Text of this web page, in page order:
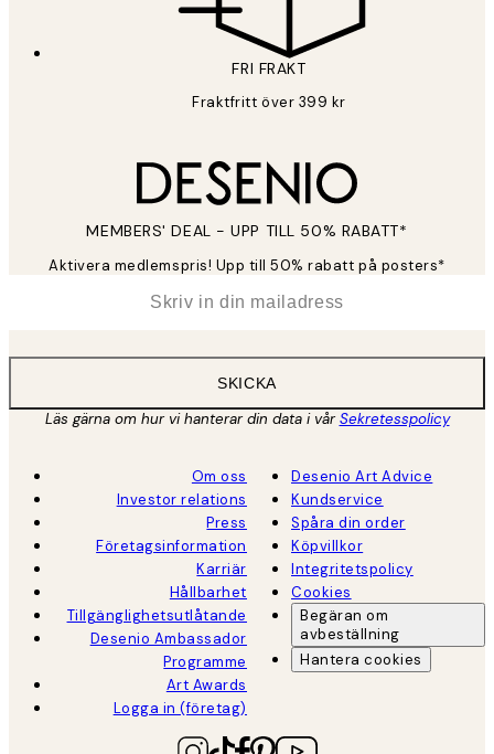
FRI FRAKT
Fraktfritt över 399 kr
MEMBERS' DEAL - UPP TILL 50% RABATT*
Aktivera medlemspris! Upp till 50% rabatt på posters*
SKICKA
Läs gärna om hur vi hanterar din data i vårSekretesspolicy
Om oss
Investor relations
Press
Företagsinformation
Karriär
Hållbarhet
Tillgänglighetsutlåtande
Desenio Ambassador
Programme
Art Awards
Logga in (företag)
Desenio Art Advice
Kundservice
Spåra din order
Köpvillkor
Integritetspolicy
Cookies
Begäran om
avbeställning
Hantera cookies